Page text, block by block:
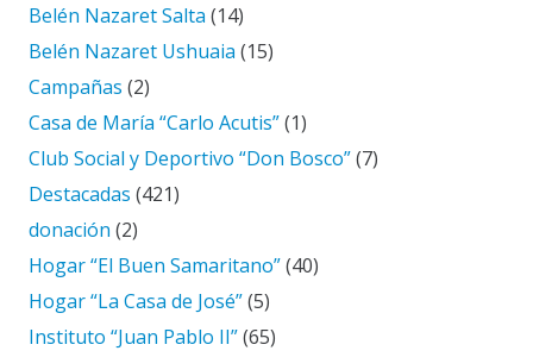
Belén Nazaret Salta (14)
Belén Nazaret Ushuaia (15)
Campañas (2)
Casa de María “Carlo Acutis”(1)
Club Social y Deportivo “Don Bosco”(7)
Destacadas (421)
donación (2)
Hogar “El Buen Samaritano”(40)
Hogar “La Casa de José”(5)
Instituto “Juan Pablo II”(65)